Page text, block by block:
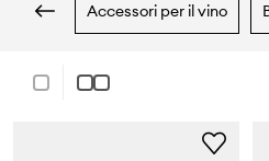
accessori per il vino